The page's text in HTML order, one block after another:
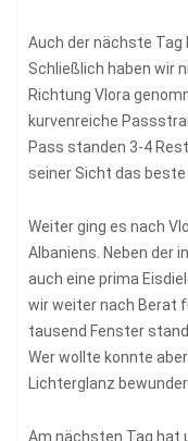
Auch der nächste
Schließlich haben wir
Richtung Vlora
kurvenreiche
Pass standen 3-4
seiner Sicht das
Weiter ging es nach
Albaniens. Neben der
auch eine prima
wir weiter nach Berat
tausend Fenster
Wer wollte konnte
Lichterglanz
Am nächsten Tag hat